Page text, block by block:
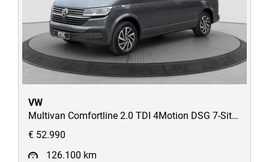
VW
Multivan Comfortline 2.0 TDI 4Motion DSG 7-Sitzer/LED/AHK/STH/Kamera/Assistenzpaket
€ 52.990
126.100 km